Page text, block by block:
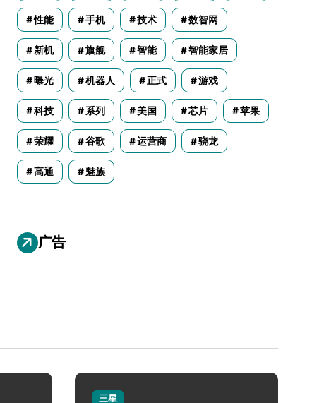
性能 手机 技术 数智网
新机 旗舰 智能 智能家居
曝光 机器人 正式 游戏
科技 系列 美国 芯片 苹果
荣耀 谷歌 运营商 骁龙
高通 魅族
广告
三星